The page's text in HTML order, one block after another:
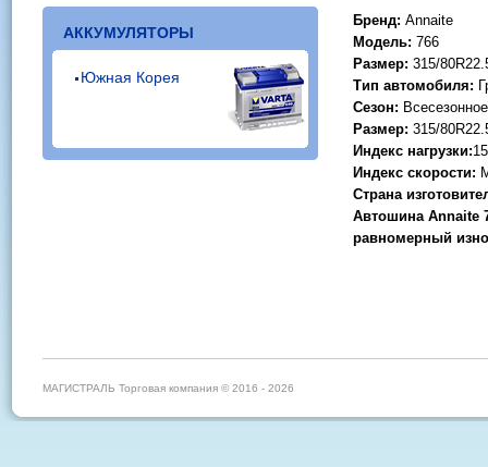
АККУМУЛЯТОРЫ
Южная Корея
Бренд: Annaite
Модель: 766
Размер: 315/
Тип автомобиля:
Сезон:
Размер: 315/
Индекс нагрузки:
Индекс скорости:
Страна
Автошина Annaite
равномерный
МАГИСТРАЛЬ Торговая компания © 2016 - 2026